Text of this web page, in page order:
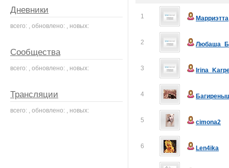
1 Марриэтта
2
3
4
5 cimona2
6 Len4ika
Дневники
всего: , обновлено: , новых:
Сообщества
всего: , обновлено: , новых:
Трансляции
всего: , обновлено: , новых: